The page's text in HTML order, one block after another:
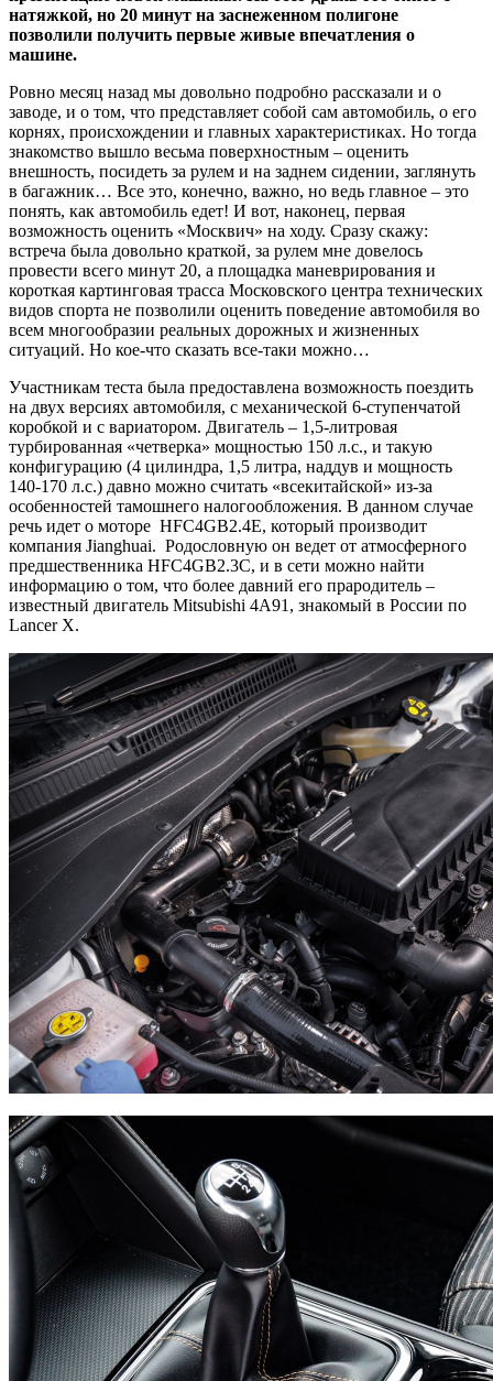
натяжкой, но 20 минут на заснеженном полигоне
позволили получить первые живые впечатления о
машине.
Ровно месяц назад мы довольно подробно рассказали и о
заводе, и о том, что представляет собой сам автомобиль, о его
корнях, происхождении и главных характеристиках. Но тогда
знакомство вышло весьма поверхностным – оценить
внешность, посидеть за рулем и на заднем сидении, заглянуть
в багажник… Все это, конечно, важно, но ведь главное – это
понять, как автомобиль едет! И вот, наконец, первая
возможность оценить «Москвич» на ходу. Сразу скажу:
встреча была довольно краткой, за рулем мне довелось
провести всего минут 20, а площадка маневрирования и
короткая картинговая трасса Московского центра технических
видов спорта не позволили оценить поведение автомобиля во
всем многообразии реальных дорожных и жизненных
ситуаций. Но кое-что сказать все-таки можно…
Участникам теста была предоставлена возможность поездить
на двух версиях автомобиля, с механической 6-ступенчатой
коробкой и с вариатором. Двигатель – 1,5-литровая
турбированная «четверка» мощностью 150 л.с., и такую
конфигурацию (4 цилиндра, 1,5 литра, наддув и мощность
140-170 л.с.) давно можно считать «всекитайской» из-за
особенностей тамошнего налогообложения. В данном случае
речь идет о моторе HFC4GB2.4E, который производит
компания Jianghuai. Родословную он ведет от атмосферного
предшественника HFC4GB2.3C, и в сети можно найти
информацию о том, что более давний его прародитель –
известный двигатель Mitsubishi 4A91, знакомый в России по
Lancer X.